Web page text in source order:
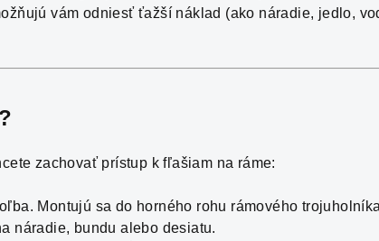
vám odniesť ťažší náklad (ako náradie, jedlo,
?
zachovať prístup k fľašiam na ráme:
Montujú sa do horného rohu rámového
náradie, bundu alebo desiatu.